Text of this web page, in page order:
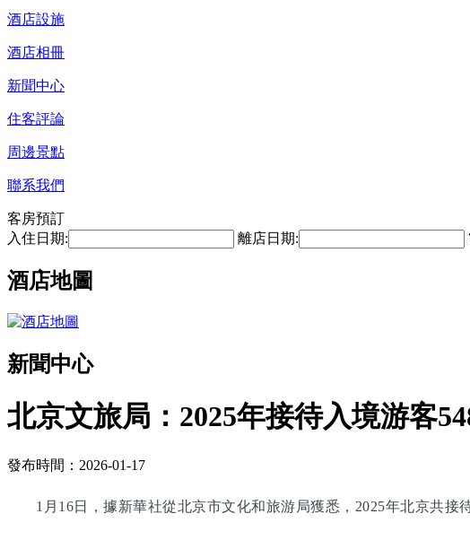
酒店設施
酒店相冊
新聞中心
住客評論
周邊景點
聯系我們
客房預訂
入住日期:
離店日期:
酒店地圖
新聞中心
北京文旅局：2025年接待入境游客
發布時間：2026-01-17
1月16日，據新華社從北京市文化和旅游局獲悉，2025年北京共接